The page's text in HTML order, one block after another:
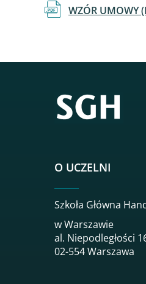
DokumentWZÓR UMOWY
O UCZELNI
Szkoła Główna
w Warszawie
al. Niepodległości
02-554 Warszawa